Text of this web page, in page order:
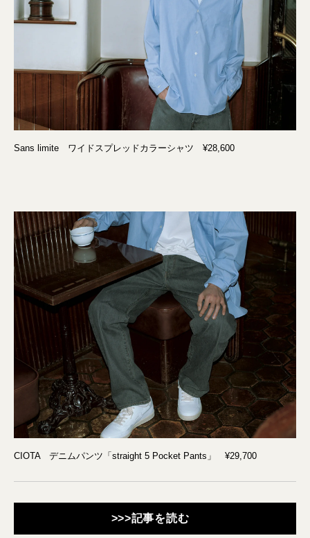
Sans limite ワイドスプレッドカラーシャツ ¥28,600
CIOTA デニムパンツ「straight 5 Pocket Pants」 ¥29,700
>>>記事を読む